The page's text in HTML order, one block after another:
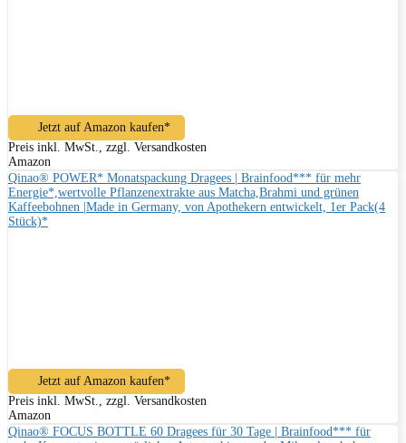
Jetzt auf Amazon kaufen*
Preis inkl. MwSt., zzgl. Versandkosten
Amazon
Qinao® POWER* Monatspackung Dragees | Brainfood*** für mehr
Energie*,wertvolle Pflanzenextrakte aus Matcha,Brahmi und grünen
Kaffeebohnen |Made in Germany, von Apothekern entwickelt, 1er Pack(4
Stück)*
Jetzt auf Amazon kaufen*
Preis inkl. MwSt., zzgl. Versandkosten
Amazon
Qinao® FOCUS BOTTLE 60 Dragees für 30 Tage | Brainfood*** für